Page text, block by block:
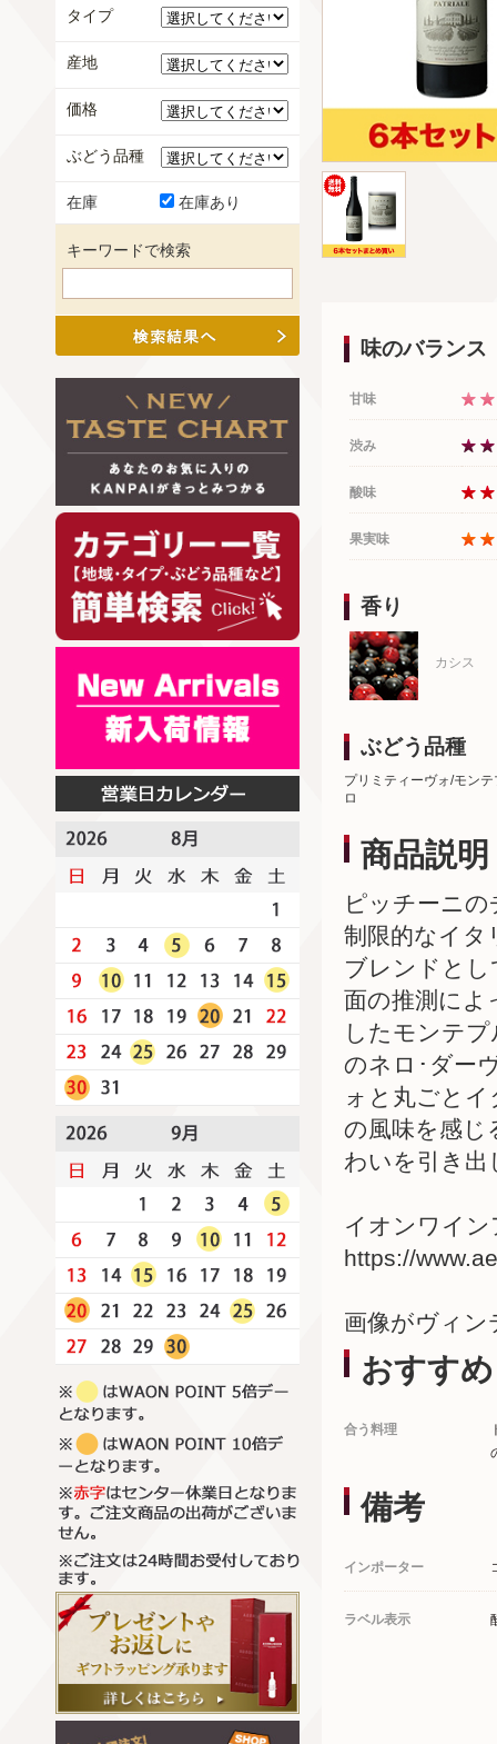
味のバランス
甘味
渋み
酸味
果実味
香り
カシス
ぶどう品種
プリミティーヴォ/モン
ロ
商品説明
ピッチーニ
制限的なイタ
ブレンドと
面の推測によ
したモンテ
のネロ･ダー
ォと丸ごと
の風味を感じ
わいを引き
イオンワイ
https://
画像がヴィン
おすすめ
合う料理
備考
インポーター
ラベル表示
タイプ
産地
価格
ぶどう品種
在庫 在庫あり
キーワードで検索